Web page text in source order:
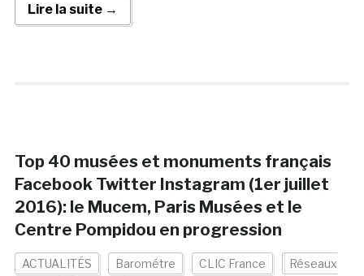
Lire la suite →
Top 40 musées et monuments français
Facebook Twitter Instagram (1er juillet
2016): le Mucem, Paris Musées et le
Centre Pompidou en progression
ACTUALITÉS Barométre CLIC France Réseaux